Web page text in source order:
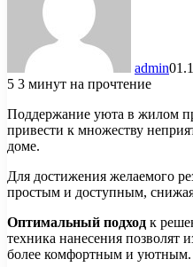
admin
5 3 минут на прочтение
Поддержание уюта в жилом
привести к множеству
доме.
Для достижения желаемого
простым и доступным,
Оптимальный подход к
техника нанесения позволят
более комфортным и уютным.